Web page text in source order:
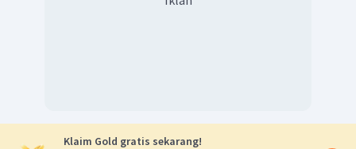
Klaim Gold gratis sekarang!